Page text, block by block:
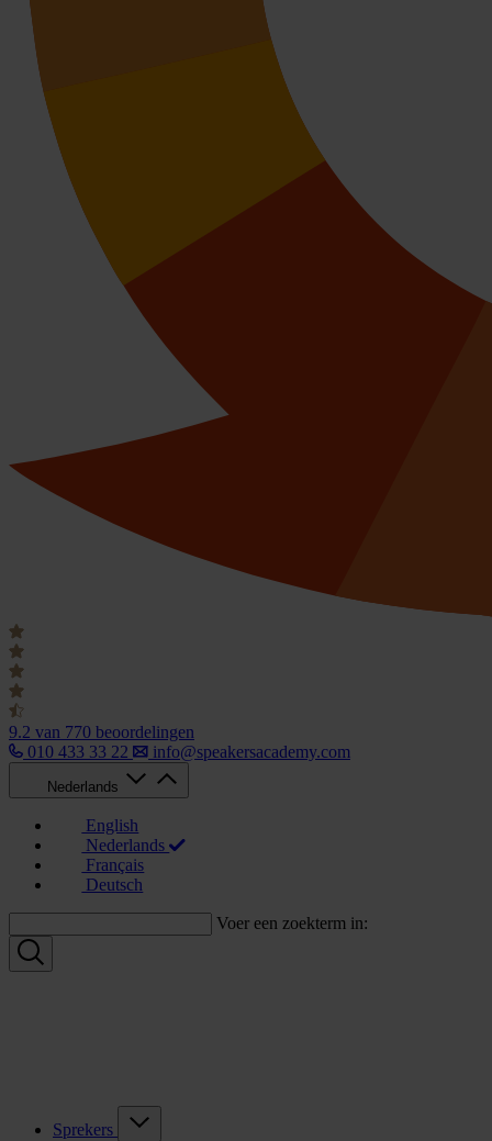
9.2 van 770 beoordelingen
010 433 33 22
info@speakersacademy.com
Nederlands
English
Nederlands
Français
Deutsch
Voer een zoekterm in:
Sprekers